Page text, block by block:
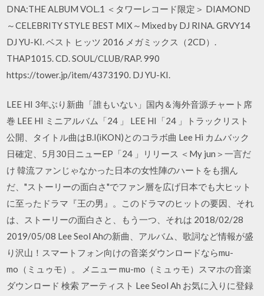
DNA:THE ALBUM VOL.1 ＜タワーレコード限定＞ DIAMOND
～CELEBRITY STYLE BEST MIX～Mixed by DJ RINA. GRVY14
DJ YU-KI. ベスト ヒッツ 2016 メガミックス（2CD）.
THAP1015. CD. SOUL/CLUB/RAP. 990
https://tower.jp/item/4373190. DJ YU-KI.
LEE HI 3年ぶり新曲「誰もいない」国内＆海外音源チャート席
巻 LEE HI ミニアルバム「24 」 LEE HI「24 」トラックリスト
公開、タイトル曲はB.I(iKON)とのコラボ曲 Lee Hi カムバック
日確定、5月30日ニューEP「24 」リリース ＜My jun＞一言だ
け 韓流ファンじゃなかった日本の女性陣のハートをも掴ん
だ、"ストーリーの面白さ"でファン層を広げ日本でも大ヒット
に至ったドラマ『王の男』。このドラマのヒットの要因、それ
は、ストーリーの面白さと、もう一つ、それは 2018/02/28
2019/05/08 Lee Seol Ahの新曲、アルバム、歌詞など情報が盛
り沢山！スマートフォン向けの音楽ダウンロードならmu-
mo（ミュゥモ）。 メニュー mu-mo（ミュゥモ）スマホの音楽
ダウンロード 検索 アーティスト Lee Seol Ah お気に入りに登録